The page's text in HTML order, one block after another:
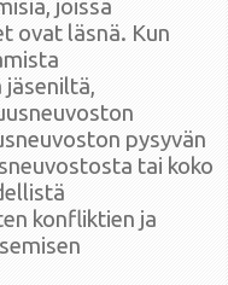
joissa
ovat läsnä. Kun
pysyvän
tai koko
konfliktien ja